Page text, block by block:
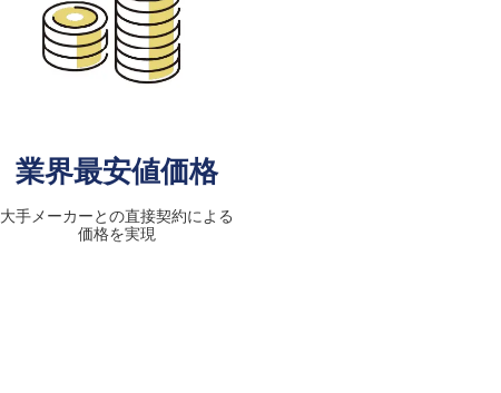
業界最安値価格
大手メーカーとの直接契約による
価格を実現